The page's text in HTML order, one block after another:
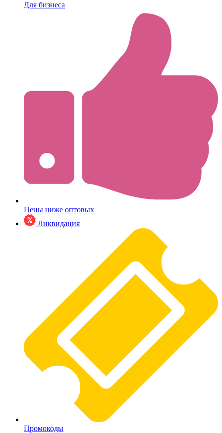
Для бизнеса
Цены ниже оптовых
Ликвидация
Промокоды